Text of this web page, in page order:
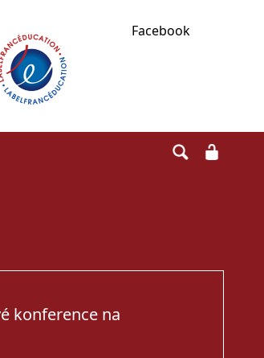
Facebook
konference na